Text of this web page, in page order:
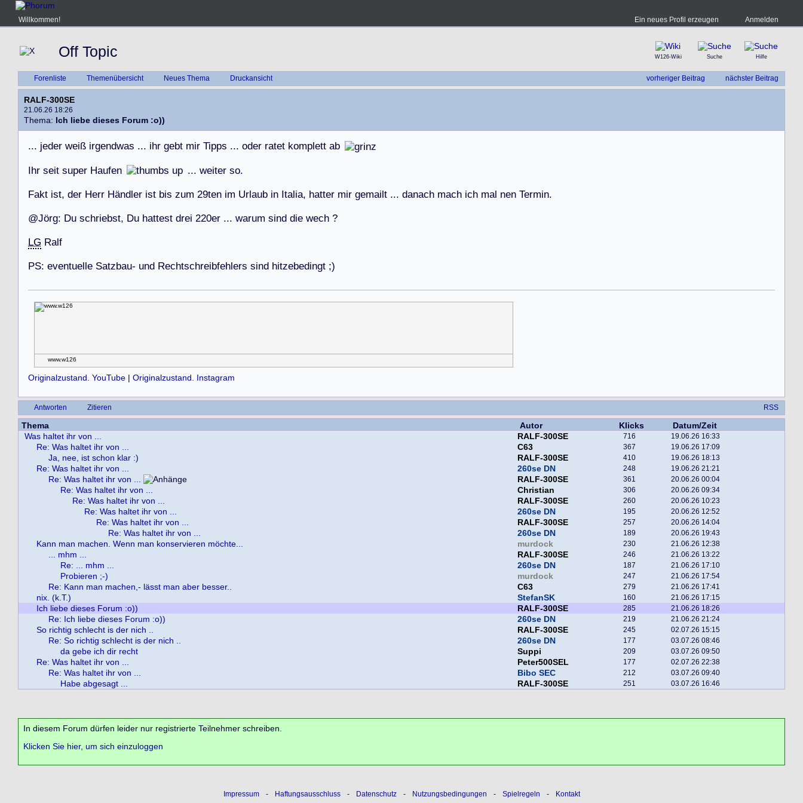
Willkommen! Ein neues Profil erzeugen Anmelden
Off Topic W126-Wiki Suche Hilfe
vorheriger Beitrag nächster Beitrag
Forenliste Themenübersicht Neues Thema Druckansicht
RALF-300SE
21.06.26 18:26
Thema: Ich liebe dieses Forum :o))
... jeder weiß irgendwas ... ihr gebt mir Tipps ... oder ratet komplett ab
Ihr seit super Haufen ... weiter so.
Fakt ist, der Herr Händ er ist bis zum 29ten im Ur aub in tal ia, hatter mir gemai t ... danach mach ich mal nen Termin.
@Jörg: Du schriebst, Du hattest drei 220er ... warum sind die wech ?
LG Ralf
PS: eventue e Satzbau- und Rechtschreibfeh ers sind hitzebedingt ;)
www.w126
Originalzustand. YouTube Originalzustand. Instagram
Antworten Zitieren RSS
Thema Autor Klicks
Datum/Zeit
Was haltet ihr von ...
RALF-300SE 716 19.06.26 16:33
Re: Was haltet ihr von ... C63 367 19.06.26 17:09
Ja, nee, ist schon klar :) RALF-300SE 410 19.06.26 18:13
Re: Was haltet ihr von ... 260se DN 248 19.06.26 21:21
Re: Was haltet ihr von ... RALF-300SE 361 20.06.26 00:04
Re: Was haltet ihr von ... Christian 306 20.06.26 09:34
Re: Was haltet ihr von ... RALF-300SE 260 20.06.26 10:23
Re: Was haltet ihr von ... 260se DN 195 20.06.26 12:52
Re: Was haltet ihr von ... RALF-300SE 257 20.06.26 14:04
Re: Was haltet ihr von ... 260se DN 189 20.06.26 19:43
Kann man machen. Wenn man konservieren möchte... murdock 230 21.06.26 12:38
... mhm ... RALF-300SE 246 21.06.26 13:22
Re: ... mhm ... 260se DN 187 21.06.26 17:10
Probieren ;-) murdock 247 21.06.26 17:54
Re: Kann man machen,- lässt man aber besser.. C63 279 21.06.26 17:41
nix. (k.T.) StefanSK 160 21.06.26 17:15
Ich liebe dieses Forum :o)) RALF-300SE 285 21.06.26 18:26
Re: Ich liebe dieses Forum :o)) 260se DN 219 21.06.26 21:24
So richtig schlecht is der nich .. RALF-300SE 245 02.07.26 15:15
Re: So richtig schlecht is der nich .. 260se DN 177 03.07.26 08:46
da gebe ich dir recht Suppi 209 03.07.26 09:50
Re: Was haltet ihr von ... Peter500SEL 177 02.07.26 22:38
Re: Was haltet ihr von ... Bibo SEC 212 03.07.26 09:40
Habe abgesagt ... RALF-300SE 251 03.07.26 16:46
In diesem Forum dürfen leider nur registrierte Teilnehmer schreiben.
Klicken Sie hier, um sich einzuloggen
Impressum - Haftungsausschluss - Datenschutz - Nutzungsbedingungen - Spielregeln - Kontakt